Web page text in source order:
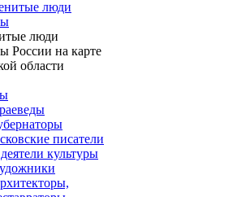
люди
России на карте
области
писатели
культуры